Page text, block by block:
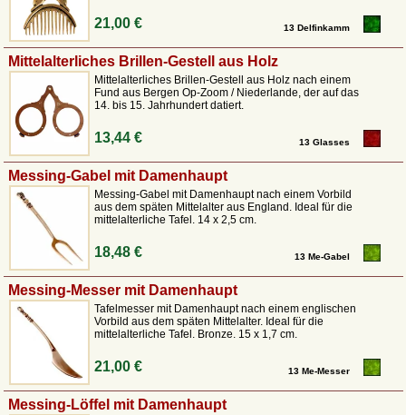
21,00 € 13 Delfinkamm
Mittelalterliches Brillen-Gestell aus Holz
Mittelalterliches Brillen-Gestell aus Holz nach einem
Fund aus Bergen Op-Zoom / Niederlande, der auf das
14. bis 15. Jahrhundert datiert.
13,44 € 13 Glasses
Messing-Gabel mit Damenhaupt
Messing-Gabel mit Damenhaupt nach einem Vorbild
aus dem späten Mittelalter aus England. Ideal für die
mittelalterliche Tafel. 14 x 2,5 cm.
18,48 € 13 Me-Gabel
Messing-Messer mit Damenhaupt
Tafelmesser mit Damenhaupt nach einem englischen
Vorbild aus dem späten Mittelalter. Ideal für die
mittelalterliche Tafel. Bronze. 15 x 1,7 cm.
21,00 € 13 Me-Messer
Messing-Löffel mit Damenhaupt